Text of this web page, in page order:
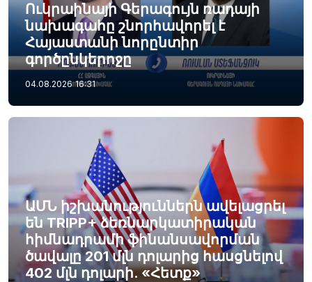
Ուկրաինայի Գերագույն ռադայի
նախագահը շնորհավորել է
Հայաստանի նորընտիր
գործընկերոջը
04.08.2026 16:31
ԱՄՆ իշխանություններն ավելացրել
են TRIPP+ ձեռնարկատիրական
հիմնադրամի ֆինանսավորման
ծավալը 201 մլն դոլարից հասցնելով
402 մլն դոլարի. «Հետք»